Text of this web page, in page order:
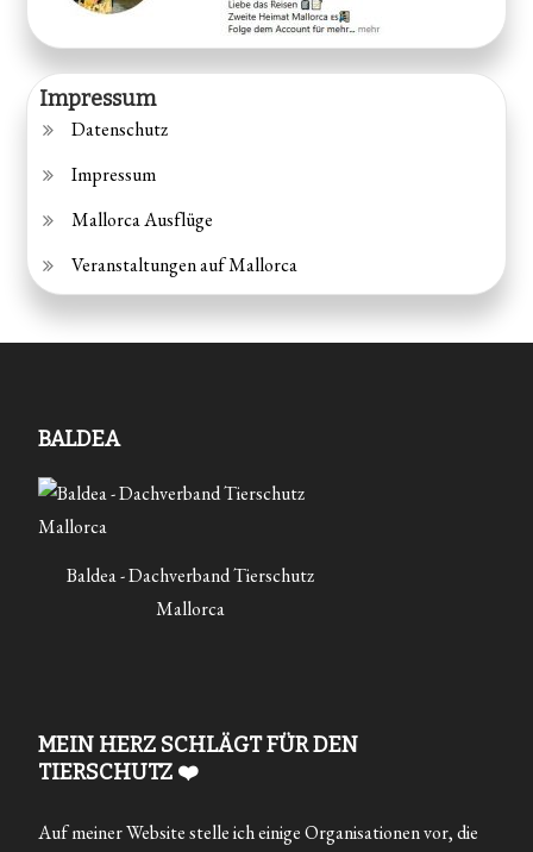
Impressum
Datenschutz
Impressum
Mallorca Ausflüge
Veranstaltungen auf Mallorca
BALDEA
Baldea - Dachverband Tierschutz
Mallorca
MEIN HERZ SCHLÄGT FÜR DEN
TIERSCHUTZ ❤️
Auf meiner Website stelle ich einige Organisationen vor, die